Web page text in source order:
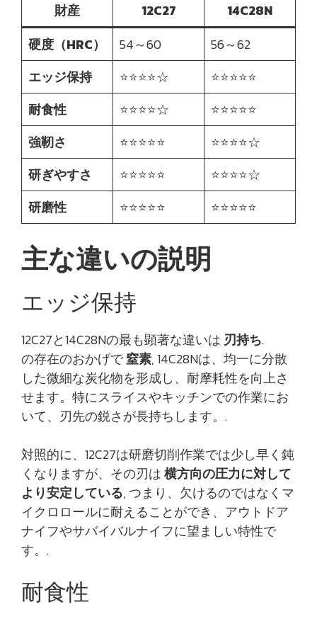
財産 12C27
14C28N
硬度（HRC）
54～60
56～62
エッジ保持
⭐⭐⭐⭐☆
⭐⭐⭐⭐⭐
耐食性
⭐⭐⭐⭐☆
⭐⭐⭐⭐⭐
強靭さ
⭐⭐⭐⭐⭐
⭐⭐⭐⭐☆
研ぎやすさ
⭐⭐⭐⭐⭐
⭐⭐⭐⭐☆
研磨性
⭐⭐⭐⭐⭐ ⭐⭐⭐⭐⭐
主な違いの説明
エッジ保持
12C27と14C28Nの最も顕著な違いは刃持ち.
の存在のおかげで窒素, 14C28Nは、均一に分散
した微細な炭化物を形成し、耐摩耗性を向上さ
せます。特にスライスやキッチンでの作業にお
いて、刃先の鋭さが長持ちします。.
対照的に、12C27は研磨切削作業では少し早く鈍
くなりますが、その刃は横方向の圧力に対して
より安定している, つまり、欠けるのではなくマ
イクロロールに耐えることができ、アウトドア
ナイフやサバイバルナイフに望ましい特性で
す。.
耐食性